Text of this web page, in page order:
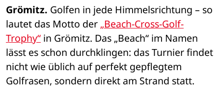
Grömitz. Golfen in jede Himmelsrichtung – so
lautet das Motto der „Beach-Cross-Golf-
Trophy“ in Grömitz. Das „Beach“ im Namen
lässt es schon durchklingen: das Turnier findet
nicht wie üblich auf perfekt gepflegtem
Golfrasen, sondern direkt am Strand statt.